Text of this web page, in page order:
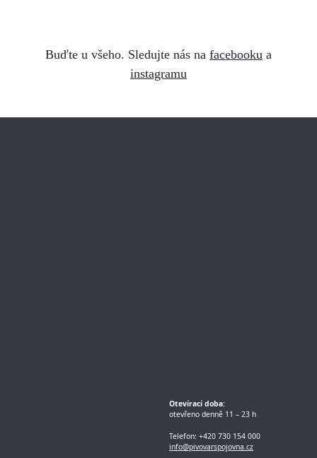
Buďte u všeho. Sledujte nás na facebooku a
instagramu
Otevírací doba:
otevřeno denně 11 – 23 h
Telefon: +420 730 154 000
info@pivovarspojovna.cz